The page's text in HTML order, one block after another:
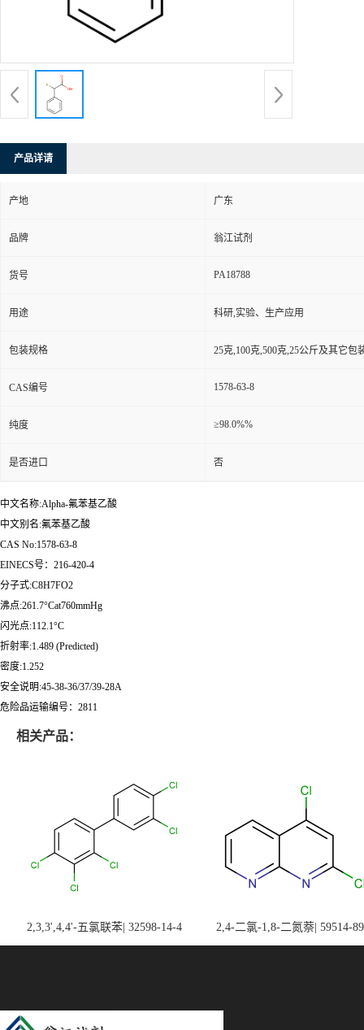
产品详请
产地 广东
品牌 翁江试剂
货号 PA18788
用途 科研,实验、生产应用
包装规格 25克,100克,500克,25公斤及其它包
CAS编号 1578-63-8
纯度 ≥98.0%%
是否进口 否
中文名称:Alpha-氟苯基乙酸
中文别名:氟苯基乙酸
CAS No:1578-63-8
EINECS号：216-420-4
分子式:C8H7FO2
沸点:261.7°Cat760mmHg
闪光点:112.1°C
折射率:1.489 (Predicted)
密度:1.252
安全说明:45-38-36/37/39-28A
危险品运输编号：2811
相关产品：
2,3,3',4,4'-五氯联苯| 32598-14-4 2,4-二氯-1,8-二氮萘| 59514-